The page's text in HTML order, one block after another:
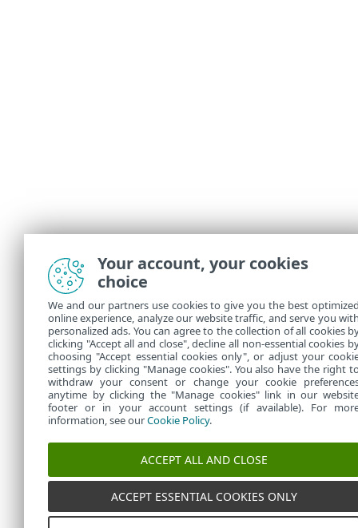
Your account, your cookies
choice
We and our partners use cookies to give you the best
online experience, analyze our website traffic, and serve you
personalized ads. You can agree to the collection of all cookies
clicking "Accept all and close", decline all non-essential cookies
choosing "Accept essential cookies only", or adjust your
settings by clicking "Manage cookies". You also have the right
withdraw your consent or change your cookie
anytime by clicking the "Manage cookies" link in our
footer or in your account settings (if available). For
information, see ourCookie Policy.
ACCEPT ALL AND CLOSE
ACCEPT ESSENTIAL COOKIES ONLY